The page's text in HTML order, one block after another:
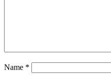
Name *